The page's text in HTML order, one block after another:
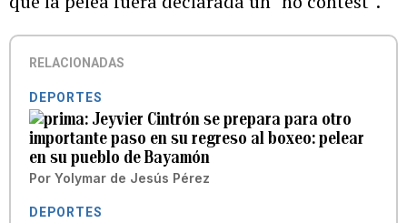
RELACIONADAS
DEPORTES
Jeyvier Cintrón se prepara para otro
importante paso en su regreso al boxeo: pelear
en su pueblo de Bayamón
Por Yolymar de Jesús Pérez
DEPORTES